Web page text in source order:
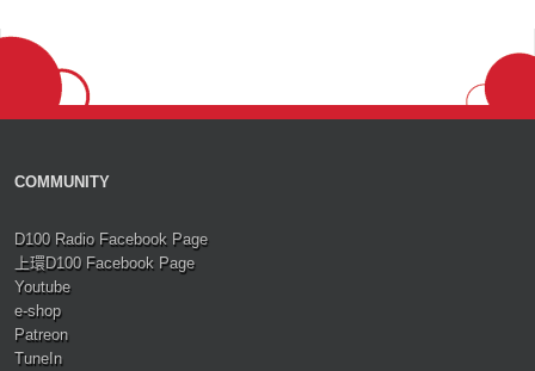
COMMUNITY
D100 Radio Facebook Page
上環D100 Facebook Page
Youtube
e-shop
Patreon
TuneIn